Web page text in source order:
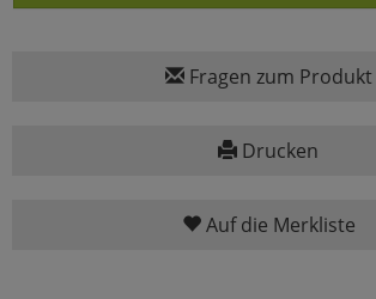
Fragen zum Produkt
Drucken
Auf die Merkliste